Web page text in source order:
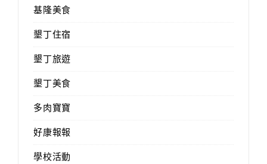
基隆美食
墾丁住宿
墾丁旅遊
墾丁美食
多肉寶寶
好康報報
學校活動